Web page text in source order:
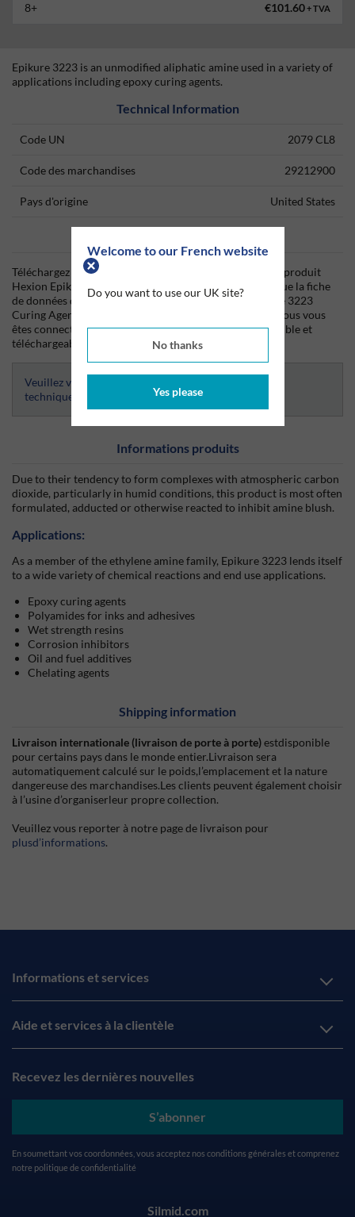
Welcome to our French website
Do you want to use our UK site?
No thanks
Yes please
8+ €101.60+ TVA
Epikure 3223 is an unmodified aliphatic amine used in a variety of
applications including epoxy curing agents.
Technical Information
Code UN 2079 CL8
Code des marchandises 29212900
Pays d'origine United States
Téléchargez dès aujourd'hui la fiche technique (TDS) du produit
Hexion Epikure 3223 Curing Agent 1USQ Bottle ainsi que la fiche
de données de sécurité (SDS) du produit Hexion Epikure 3223
Curing Agent 1USQ Bottle depuis Silmid. Une fois que vous vous
êtes connecté(e) ou inscrit(e), la fiche technique sera visible et
téléchargeable.
Veuillez vous connecter afin d’avoir accès aux fiches
techniques
Informations produits
Due to their tendency to form complexes with atmospheric carbon
dioxide, particularly in humid conditions, this product is most often
formulated, adducted or otherwise reacted to inhibit amine blush.
Applications:
As a member of the ethylene amine family, Epikure 3223 lends itself
to a wide variety of chemical reactions and end use applications.
Epoxy curing agents
Polyamides for inks and adhesives
Wet strength resins
Corrosion inhibitors
Oil and fuel additives
Chelating agents
Shipping information
Livraison internationale (livraison de porte à porte)estdisponible
pour certains pays dans le monde entier.Livraison sera
automatiquement calculé sur le poids,l’emplacement et la nature
dangereuse des marchandises.Les clients peuvent également choisir
à l’usine d’organiserleur propre collection.
Veuillez vous reporter à notre page de livraison pour
plusd’informations.
Informations et services
Aide et services à la clientèle
Recevez les dernières nouvelles
S’abonner
En soumettant vos coordonnées, vous acceptez nos conditions générales et comprenez
notre politique de confidentialité
Silmid.com